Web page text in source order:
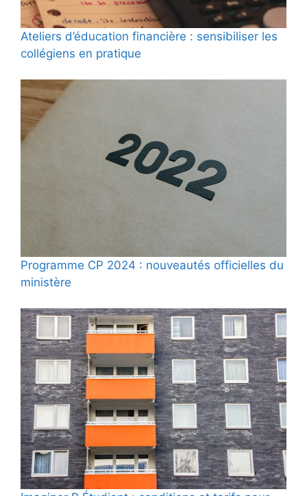
Ateliers d’éducation financière : sensibiliser les
collégiens en pratique
Programme CP 2024 : nouveautés officielles du
ministère